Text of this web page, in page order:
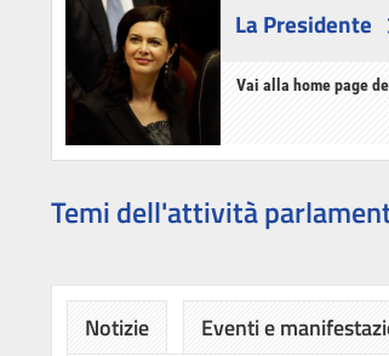
La Presidente
Vai alla home page
Temi dell'attività
Notizie Eventi e